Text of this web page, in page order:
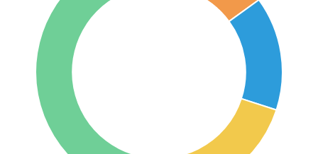
75016 -Paris
16ème
arrondissement
15 155 €
83000 - Toulon
38000 -Grenoble 3 382 €